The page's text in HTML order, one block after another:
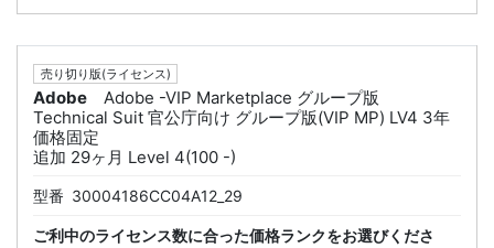
売り切り版(ライセンス)
Adobe
Adobe -VIP Marketplace グループ版
Technical Suit 官公庁向け グループ版(VIP MP) LV4 3年
価格固定
追加 29ヶ月 Level 4(100 -)
型番 30004186CC04A12_29
ご利中のライセンス数に合った価格ランクをお選びくださ